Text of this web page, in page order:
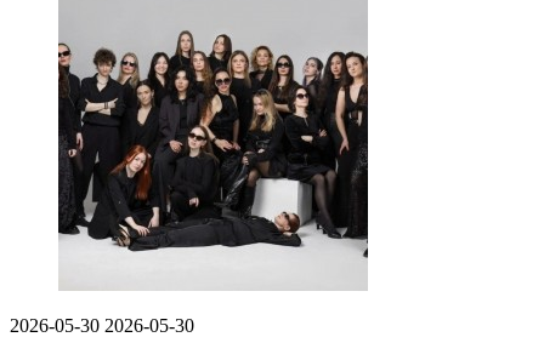
2026-05-30 2026-05-30